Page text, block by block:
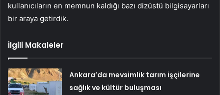
kullanıcıların en memnun kaldığı bazı dizüstü bilgisayarları
bir araya getirdik.
İlgili Makaleler
Ankara’da mevsimlik tarım işçilerine
sağlık ve kültür buluşması